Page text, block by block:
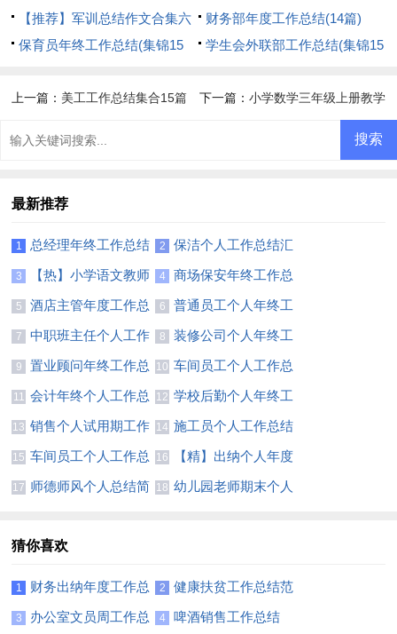
【推荐】军训总结作文合集六
篇
财务部年度工作总结(14篇)
保育员年终工作总结(集锦15
学生会外联部工作总结(集锦15
上一篇： 美工工作总结集合15篇 下一篇： 小学数学三年级上册教学
最新推荐
1
总经理年终工作总结
精选15篇
2
保洁个人工作总结汇
编15篇
3
【热】小学语文教师
个人工作总结
4
商场保安年终工作总
结(合集15篇)
5
酒店主管年度工作总
结15篇
6
普通员工个人年终工
作总结(汇编15篇)
7
中职班主任个人工作
总结
8
装修公司个人年终工
作总结
9
置业顾问年终工作总
结(合集15篇)
10 车间员工个人工作总
结(集合15篇)
11
会计年终个人工作总
结汇编15篇
12 学校后勤个人年终工
作总结8篇
13 销售个人试用期工作
总结(集合15篇)
14 施工员个人工作总结
(精选15篇)
15 车间员工个人工作总
结集合15篇
16
【精】出纳个人年度
工作总结
17 师德师风个人总结简 18 幼儿园老师期末个人
猜你喜欢
1
财务出纳年度工作总
结11篇
2
健康扶贫工作总结范
文
3 办公室文员周工作总 4 啤酒销售工作总结